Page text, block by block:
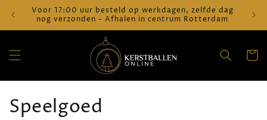
naar de
content
Voor 17:00 uur besteld op werkdagen, zelfde dag
nog verzonden - Afhalen in centrum Rotterdam
C
Speelgoed